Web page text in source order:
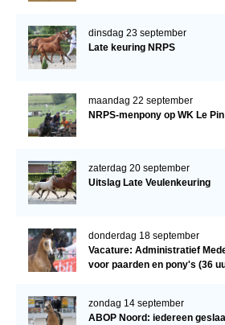
dinsdag 23 september
Late keuring NRPS
maandag 22 september
NRPS-menpony op WK Le
zaterdag 20 september
Uitslag Late Veulenkeuring
donderdag 18 september
Vacature: Administratief
voor paarden en pony's (36
zondag 14 september
ABOP Noord: iedereen